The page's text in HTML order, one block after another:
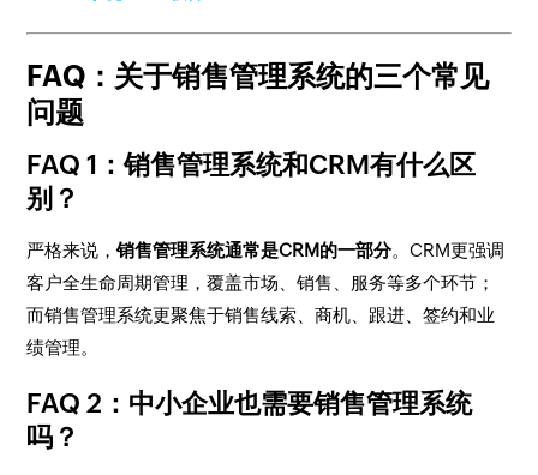
FAQ：关于销售管理系统的三个常见
问题
FAQ 1：销售管理系统和CRM有什么区
别？
严格来说，销售管理系统通常是CRM的一部分。CRM更强调
客户全生命周期管理，覆盖市场、销售、服务等多个环节；
而销售管理系统更聚焦于销售线索、商机、跟进、签约和业
绩管理。
FAQ 2：中小企业也需要销售管理系统
吗？